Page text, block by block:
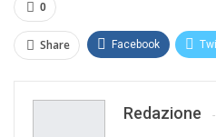
0
Share Facebook
Redazione